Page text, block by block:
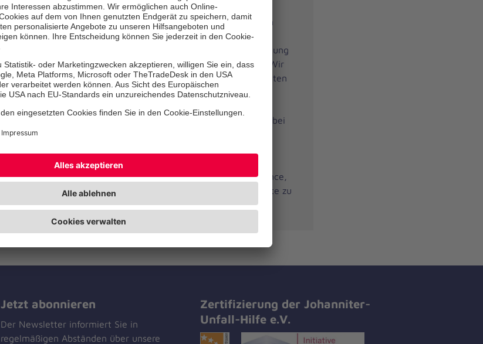
Herkunft oder ihres Geschlechts. Unsere
Angebote ermöglichen es Heranwachsenden
über unterschiedliche Freizeitaktivitäten
Gemeinschaft, Freundschaft und Verantwortung
zu erfahren und ihre Talente zu entwickeln. Wir
bieten Raum um Neues zu lernen und begleiten
die jungen Menschen auf ihrem Weg ins
erhalten so Orientierung und Unterstützung bei
integrativer Ansatz bietet vor allem sozial
benachteiligten Heranwachsenden, die Chance,
ihr Selbstwertgefühl zu steigern und Kontakte zu
Gleichaltrigen zu knüpfen.
Jetzt abonnieren
Der Newsletter informiert Sie in
regelmäßigen Abständen über unsere
Zertifizierung der Johanniter-
Unfall-Hilfe e.V.